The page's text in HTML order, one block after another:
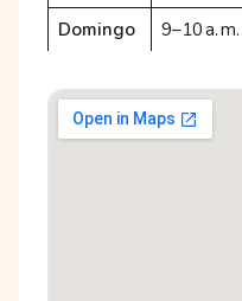
Domingo
9–10 a. m.